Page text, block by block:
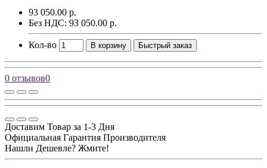
93 050.00 р.
Без НДС: 93 050.00 р.
Кол-во В корзину Быстрый заказ
0 отзывов0
Доставим Товар за 1-3 Дня
Официальная Гарантия Производителя
Нашли Дешевле? Жмите!